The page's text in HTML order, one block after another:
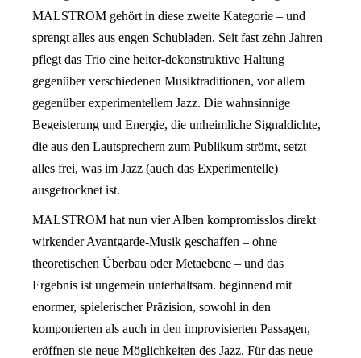
MALSTROM gehört in diese zweite Kategorie – und
sprengt alles aus engen Schubladen. Seit fast zehn Jahren
pflegt das Trio eine heiter-dekonstruktive Haltung
gegenüber verschiedenen Musiktraditionen, vor allem
gegenüber experimentellem Jazz. Die wahnsinnige
Begeisterung und Energie, die unheimliche Signaldichte,
die aus den Lautsprechern zum Publikum strömt, setzt
alles frei, was im Jazz (auch das Experimentelle)
ausgetrocknet ist.
MALSTROM hat nun vier Alben kompromisslos direkt
wirkender Avantgarde-Musik geschaffen – ohne
theoretischen Überbau oder Metaebene – und das
Ergebnis ist ungemein unterhaltsam. beginnend mit
enormer, spielerischer Präzision, sowohl in den
komponierten als auch in den improvisierten Passagen,
eröffnen sie neue Möglichkeiten des Jazz. Für das neue